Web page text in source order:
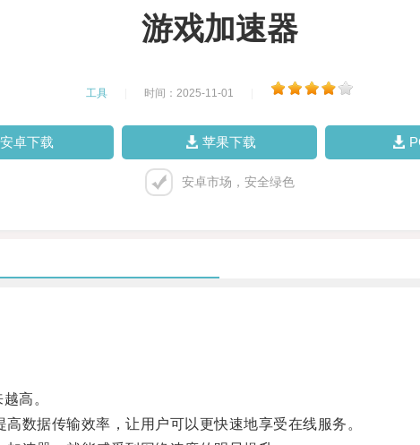
游戏加速器
工具 时间：2025-11-01
安卓下载 苹果下载
安卓市场，安全绿色
高。
据传输效率，让用户可以更快速地享受在线服务。